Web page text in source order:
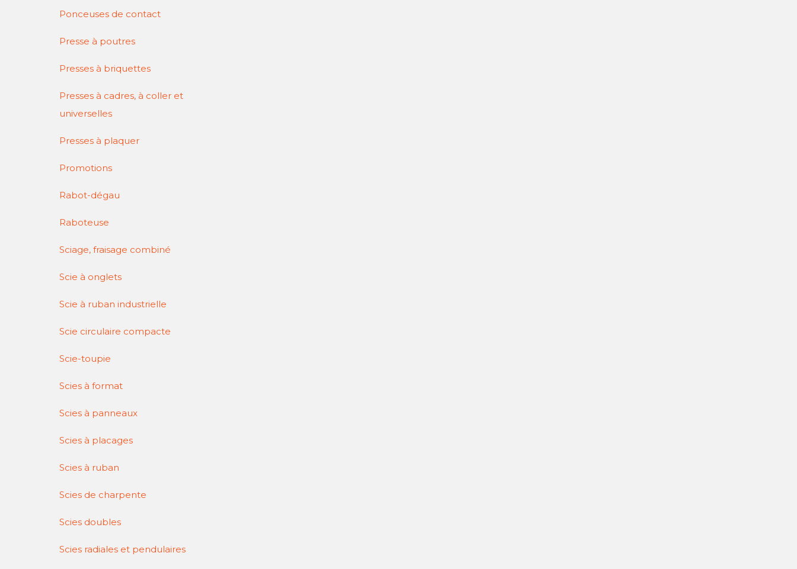
Ponceuses de contact
Presse à poutres
Presses à briquettes
Presses à cadres, à coller et
universelles
Presses à plaquer
Promotions
Rabot-dégau
Raboteuse
Sciage, fraisage combiné
Scie à onglets
Scie à ruban industrielle
Scie circulaire compacte
Scie-toupie
Scies à format
Scies à panneaux
Scies à placages
Scies à ruban
Scies de charpente
Scies doubles
Scies radiales et pendulaires